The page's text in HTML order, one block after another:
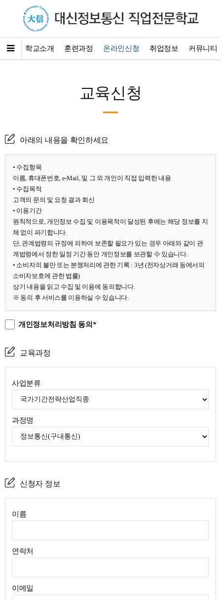
학교소개 훈련과정 온라인신청 취업정보 커뮤니티
교육신청
아래의 내용을 확인하세요
• 수집항목
이름, 휴대폰번호, e-Mail, 및 그 외 개인이 직접 입력한 내용
• 수집목적
고객의 문의 및 요청 결과 회신
• 이용기간
원칙적으로, 개인정보 수집 및 이용목적이 달성된 후에는 해당 정보를 지
체 없이 파기합니다.
단, 관계법령의 규정에 의하여 보존할 필요가 있는 경우 아래와 같이 관
계법령에서 정한 일정 기간 동안 개인정보를 보관할 수 있습니다.
• 소비자의 불만 또는 분쟁처리에 관한 기록 : 3년 (전자상거래 등에서의
소비자보호에 관한 법률)
상기 내용을 읽고 수집 및 이용에 동의합니다.
※ 동의 후 서비스를 이용하실 수 있습니다.
개인정보처리방침 동의*
교육과정
사업분류
과정명
신청자 정보
이름
연락처
이메일